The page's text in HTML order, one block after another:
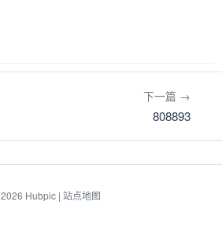
下一篇 →
808893
Hubpic| 站点地图